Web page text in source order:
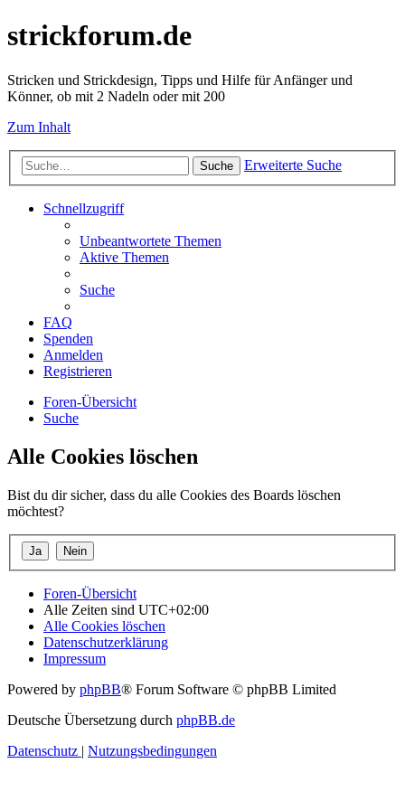
strickforum.de
Stricken und Strickdesign, Tipps und Hilfe für Anfänger und
Könner, ob mit 2 Nadeln oder mit 200
Zum Inhalt
Suche Erweiterte Suche
Schnellzugriff
Unbeantwortete Themen
Aktive Themen
Suche
FAQ
Spenden
Anmelden
Registrieren
Foren-Übersicht
Suche
Alle Cookies löschen
Bist du dir sicher, dass du alle Cookies des Boards löschen
möchtest?
Foren-Übersicht
Alle Zeiten sind UTC+02:00
Alle Cookies löschen
Datenschutzerklärung
Impressum
Powered by phpBB® Forum Software © phpBB Limited
Deutsche Übersetzung durch phpBB.de
Datenschutz | Nutzungsbedingungen